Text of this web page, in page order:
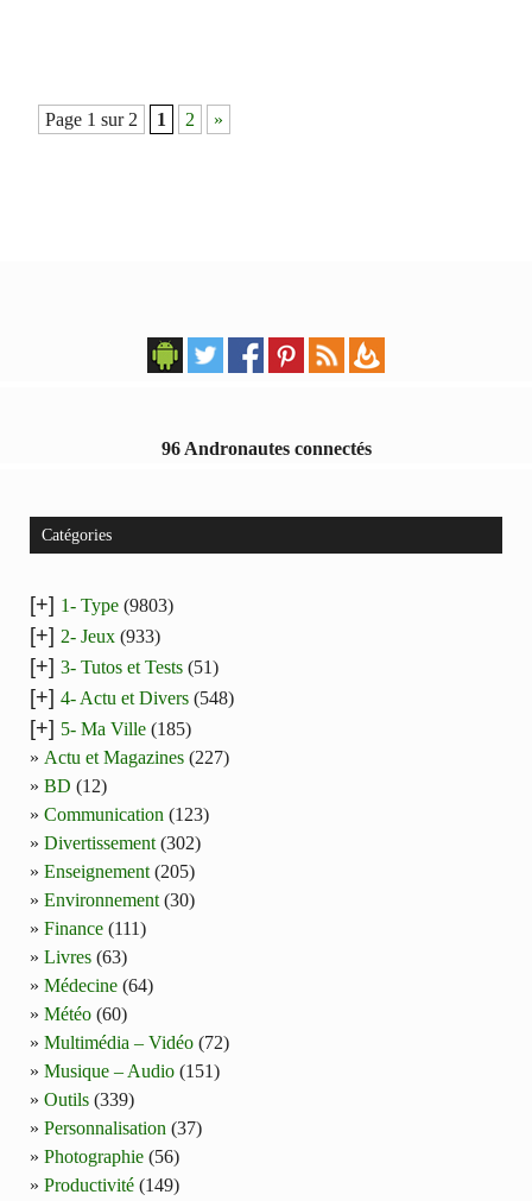
Navigation
Page 1 sur 2 1 2 »
96 Andronautes connectés
Catégories
[+] 1- Type (9803)
[+] 2- Jeux (933)
[+] 3- Tutos et Tests (51)
[+] 4- Actu et Divers (548)
[+] 5- Ma Ville (185)
Actu et Magazines (227)
BD (12)
Communication (123)
Divertissement (302)
Enseignement (205)
Environnement (30)
Finance (111)
Livres (63)
Médecine (64)
Météo (60)
Multimédia – Vidéo (72)
Musique – Audio (151)
Outils (339)
Personnalisation (37)
Photographie (56)
Productivité (149)